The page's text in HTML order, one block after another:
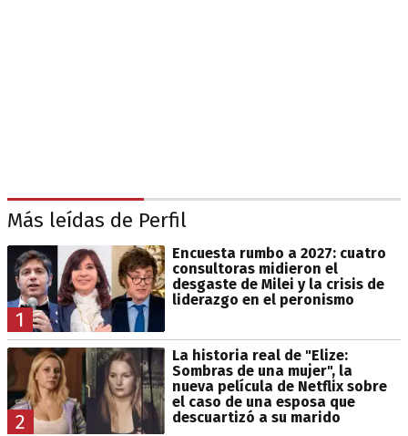
Más leídas de Perfil
1
Encuesta rumbo a 2027: cuatro
consultoras midieron el
desgaste de Milei y la crisis de
liderazgo en el peronismo
2
La historia real de "Elize:
Sombras de una mujer", la
nueva película de Netflix sobre
el caso de una esposa que
descuartizó a su marido